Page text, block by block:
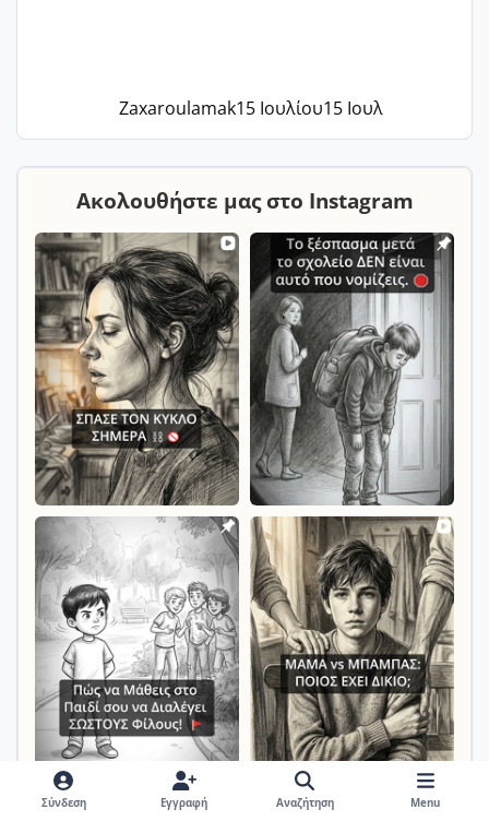
Zaxaroulamak15 Ιουλίου15 Ιουλ
Ακολουθήστε μας στο Instagram
Σύνδεση Εγγραφή Αναζήτηση Menu